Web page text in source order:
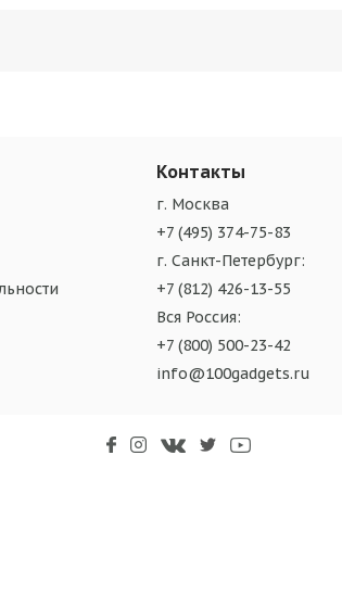
Контакты
г. Москва
+7 (495) 374-75-83
г. Санкт-Петербург:
+7 (812) 426-13-55
Вся Россия:
+7 (800) 500-23-42
info@100gadgets.ru